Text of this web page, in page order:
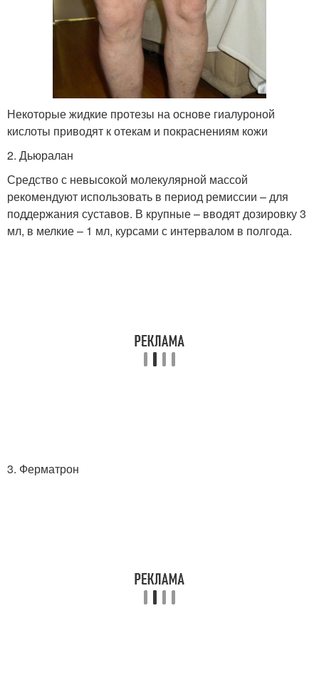
Некоторые жидкие протезы на основе гиалуроной
кислоты приводят к отекам и покраснениям кожи
2. Дьюралан
Средство с невысокой молекулярной массой
рекомендуют использовать в период ремиссии – для
поддержания суставов. В крупные – вводят дозировку 3
мл, в мелкие – 1 мл, курсами с интервалом в полгода.
3. Ферматрон